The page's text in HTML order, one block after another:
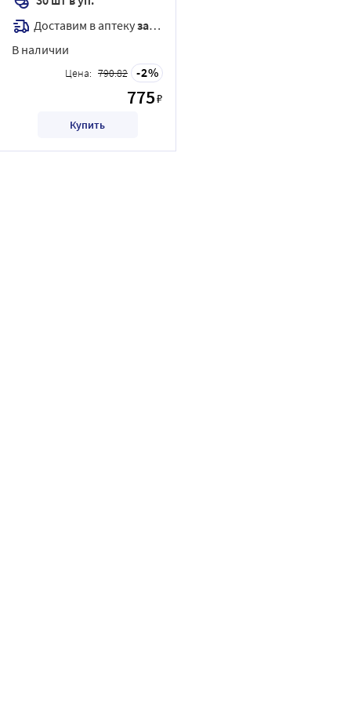
Доставим в аптекузавтра
В наличии
Цена: 790.82 2
775₽
Купить